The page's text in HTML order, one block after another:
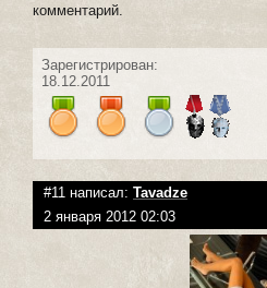
комментарий.
Зарегистрирован:
18.12.2011
#11 написал: Tavadze
2 января 2012 02:03